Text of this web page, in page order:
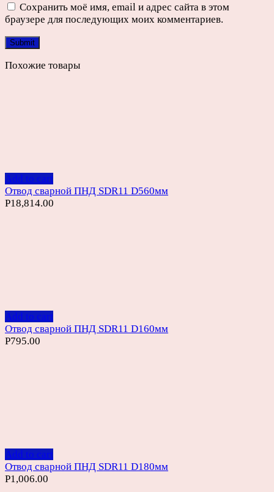
Сохранить моё имя, email и адрес сайта в этом
браузере для последующих моих комментариев.
Похожие товары
Add to cart
Отвод сварной ПНД SDR11 D560мм
Р18,814.00
Add to cart
Отвод сварной ПНД SDR11 D160мм
Р795.00
Add to cart
Отвод сварной ПНД SDR11 D180мм
Р1,006.00